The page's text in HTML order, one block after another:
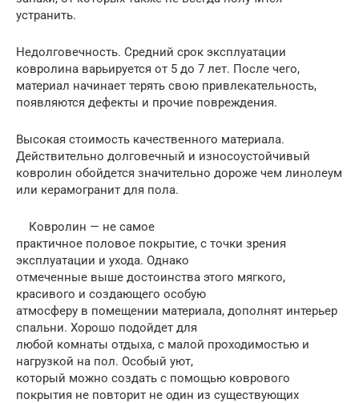
устранить.
Недолговечность. Средний срок эксплуатации
ковролина варьируется от 5 до 7 лет. После чего,
материал начинает терять свою привлекательность,
появляются дефекты и прочие повреждения.
Высокая стоимость качественного материала.
Действительно долговечный и износоустойчивый
ковролин обойдется значительно дороже чем линолеум
или керамогранит для пола.
Ковролин — не самое
практичное половое покрытие, с точки зрения
эксплуатации и ухода. Однако
отмеченные выше достоинства этого мягкого,
красивого и создающего особую
атмосферу в помещении материала, дополнят интерьер
спальни. Хорошо подойдет для
любой комнаты отдыха, с малой проходимостью и
нагрузкой на пол. Особый уют,
который можно создать с помощью коврового
покрытия не повторит не один из существующих